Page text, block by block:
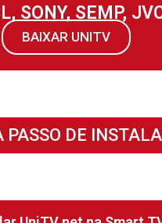
SONY, SEMP,
BAIXAR UNITV
PASSO DE